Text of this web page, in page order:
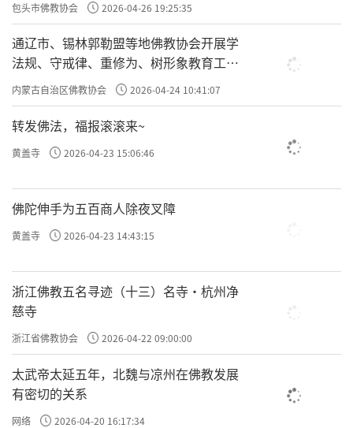
包头市佛教协会 2026-04-26 19:25:35
通辽市、锡林郭勒盟等地佛教协会开展学
法规、守戒律、重修为、树形象教育工作
专题学习会
内蒙古自治区佛教协会 2026-04-24 10:41:07
转发佛法，福报滚滚来~
黄盖寺 2026-04-23 15:06:46
佛陀伸手为五百商人除夜叉障
黄盖寺 2026-04-23 14:43:15
浙江佛教五名寻迹（十三）名寺·杭州净
慈寺
浙江省佛教协会 2026-04-22 09:00:00
太武帝太延五年，北魏与凉州在佛教发展
有密切的关系
网络 2026-04-20 16:17:34